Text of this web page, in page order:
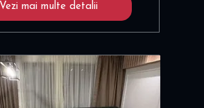
Vezi mai multe detalii